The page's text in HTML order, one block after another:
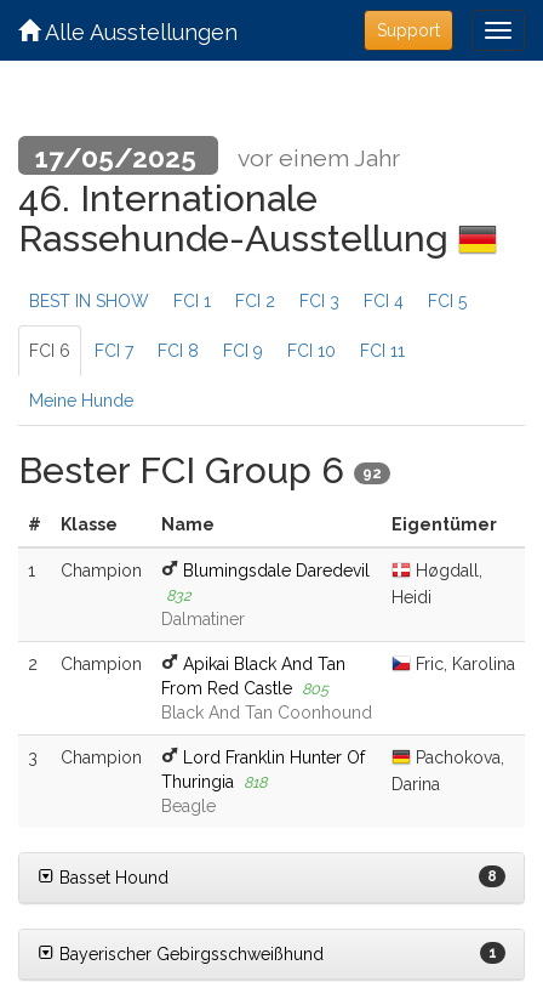
Support
Alle Ausstellungen
17/05/2025 vor einem Jahr
46. Internationale
Rassehunde-Ausstellung
BEST IN SHOW FCI 1 FCI 2 FCI 3 FCI 4 FCI 5
FCI 6 FCI 7 FCI 8 FCI 9 FCI 10 FCI 11
Meine Hunde
Bester FCI Group 6 92
# Klasse Name Eigentümer
1 Champion Blumingsdale Daredevil
832
Dalmatiner
Høgdall,
Heidi
2 Champion
Apikai Black And Tan
From Red Castle 805
Black And Tan Coonhound
Fric, Karolina
3 Champion
Lord Franklin Hunter Of
Thuringia 818
Beagle
Pachokova,
Darina
Basset Hound 8
Bayerischer Gebirgsschweißhund 1